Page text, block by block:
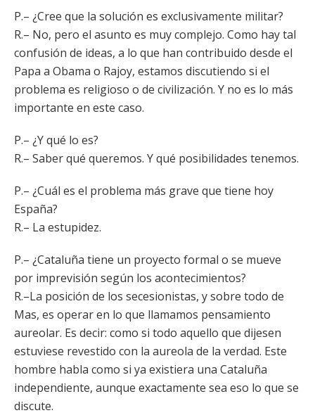
P.– ¿Cree que la solución es exclusivamente militar?
R.– No, pero el asunto es muy complejo. Como hay tal
confusión de ideas, a lo que han contribuido desde el
Papa a Obama o Rajoy, estamos discutiendo si el
problema es religioso o de civilización. Y no es lo más
importante en este caso.
P.– ¿Y qué lo es?
R.– Saber qué queremos. Y qué posibilidades tenemos.
P.– ¿Cuál es el problema más grave que tiene hoy
España?
R.– La estupidez.
P.– ¿Cataluña tiene un proyecto formal o se mueve
por imprevisión según los acontecimientos?
R.–La posición de los secesionistas, y sobre todo de
Mas, es operar en lo que llamamos pensamiento
aureolar. Es decir: como si todo aquello que dijesen
estuviese revestido con la aureola de la verdad. Este
hombre habla como si ya existiera una Cataluña
independiente, aunque exactamente sea eso lo que se
discute.